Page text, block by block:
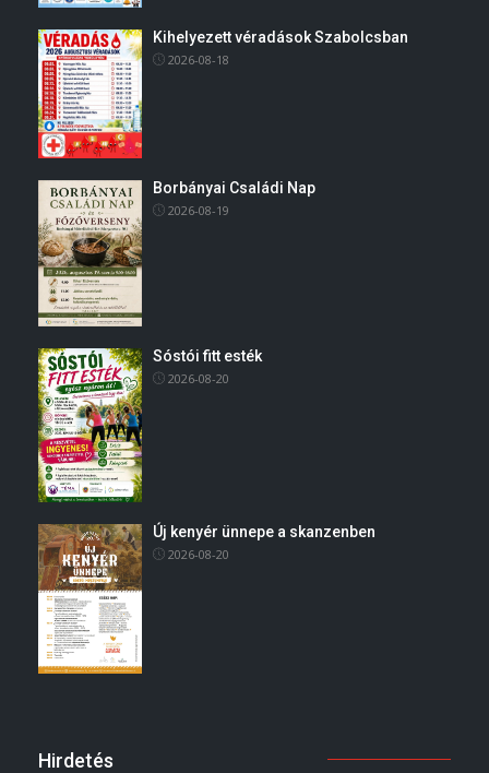
Kihelyezett véradások Szabolcsban
2026-08-18
Borbányai Családi Nap
2026-08-19
Sóstói fitt esték
2026-08-20
Új kenyér ünnepe a skanzenben
2026-08-20
Hirdetés